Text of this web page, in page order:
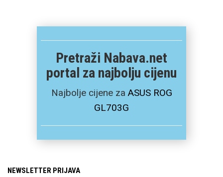
Pretraži Nabava.net
portal za najbolju cijenu
Najbolje cijene za ASUS ROG
GL703G
NEWSLETTER PRIJAVA